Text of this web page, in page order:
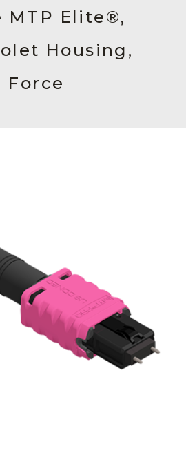
MTP Elite®,
Housing,
Force